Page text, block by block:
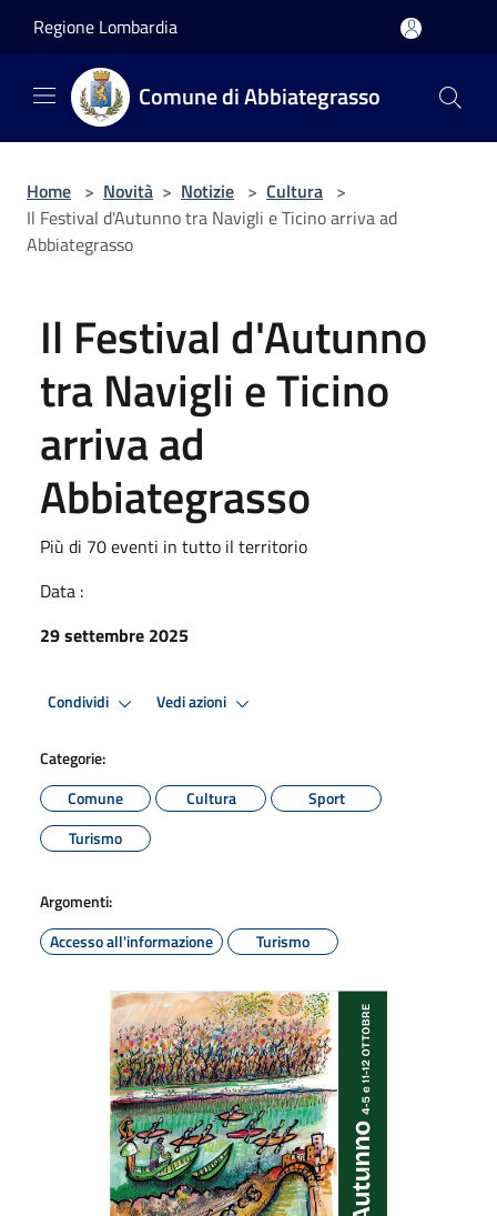
Regione Lombardia
Comune di Abbiategrasso
Home > Novità > Notizie > Cultura >
Il Festival d'Autunno tra Navigli e Ticino arriva ad
Abbiategrasso
Il Festival d'Autunno
tra Navigli e Ticino
arriva ad
Abbiategrasso
Più di 70 eventi in tutto il territorio
Data :
29 settembre 2025
Condividi Vedi azioni
Categorie:
Comune
Cultura
Sport
Turismo
Argomenti:
Accesso all'informazione
Turismo